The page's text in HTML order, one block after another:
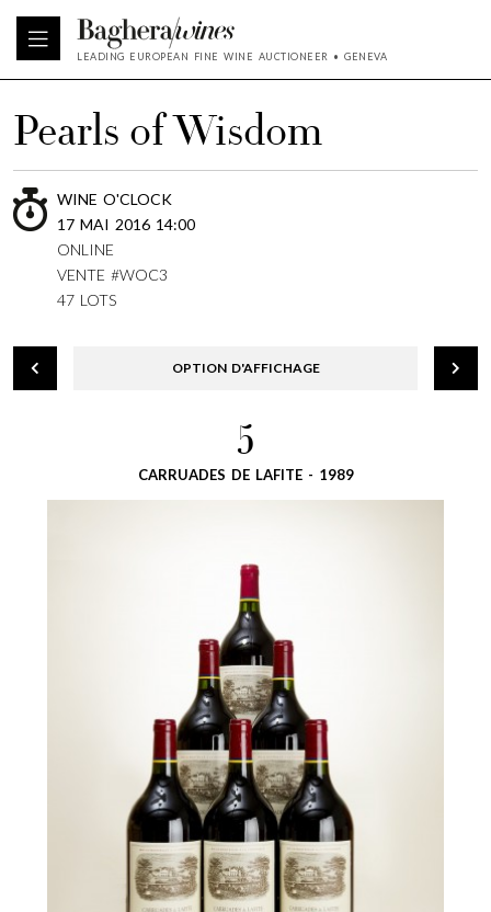
LEADING EUROPEAN FINE WINE AUCTIONEER • GENEVA
Pearls of Wisdom
WINE O'CLOCK
17 MAI 2016 14:00
ONLINE
VENTE #WOC3
47 LOTS
OPTION D'AFFICHAGE
5
CARRUADES DE LAFITE - 1989